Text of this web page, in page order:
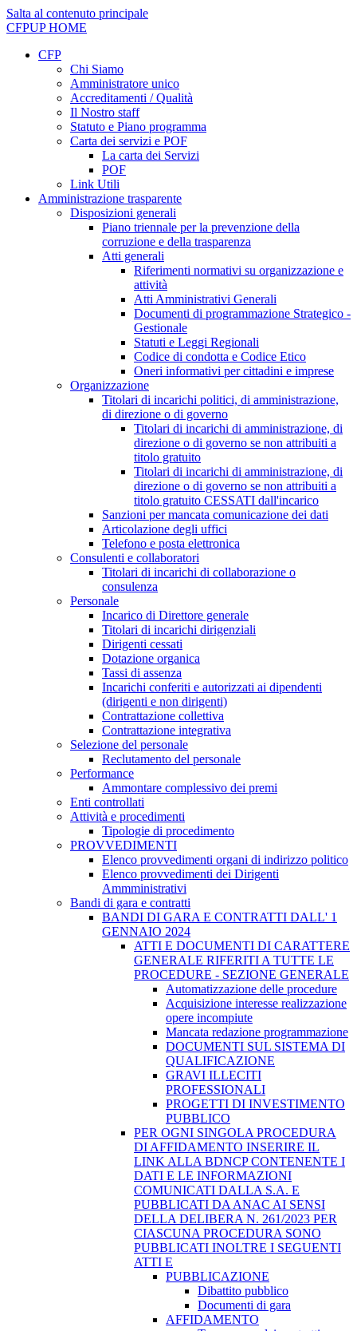
Salta al contenuto principale
CFPUPHOME
CFP
Chi Siamo
Amministratore unico
Accreditamenti / Qualità
Il Nostro staff
Statuto e Piano programma
Carta dei servizi e POF
La carta dei Servizi
POF
Link Utili
Amministrazione trasparente
Disposizioni generali
Piano triennale per la prevenzione della
corruzione e della trasparenza
Atti generali
Riferimenti normativi su organizzazione e
attività
Atti Amministrativi Generali
Documenti di programmazione Strategico -
Gestionale
Statuti e Leggi Regionali
Codice di condotta e Codice Etico
Oneri informativi per cittadini e imprese
Organizzazione
Titolari di incarichi politici, di amministrazione,
di direzione o di governo
Titolari di incarichi di amministrazione, di
direzione o di governo se non attribuiti a
titolo gratuito
Titolari di incarichi di amministrazione, di
direzione o di governo se non attribuiti a
titolo gratuito CESSATI dall'incarico
Sanzioni per mancata comunicazione dei dati
Articolazione degli uffici
Telefono e posta elettronica
Consulenti e collaboratori
Titolari di incarichi di collaborazione o
consulenza
Personale
Incarico di Direttore generale
Titolari di incarichi dirigenziali
Dirigenti cessati
Dotazione organica
Tassi di assenza
Incarichi conferiti e autorizzati ai dipendenti
(dirigenti e non dirigenti)
Contrattazione collettiva
Contrattazione integrativa
Selezione del personale
Reclutamento del personale
Performance
Ammontare complessivo dei premi
Enti controllati
Attività e procedimenti
Tipologie di procedimento
PROVVEDIMENTI
Elenco provvedimenti organi di indirizzo politico
Elenco provvedimenti dei Dirigenti
Ammministrativi
Bandi di gara e contratti
BANDI DI GARA E CONTRATTI DALL' 1
GENNAIO 2024
ATTI E DOCUMENTI DI CARATTERE
GENERALE RIFERITI A TUTTE LE
PROCEDURE - SEZIONE GENERALE
Automatizzazione delle procedure
Acquisizione interesse realizzazione
opere incompiute
Mancata redazione programmazione
DOCUMENTI SUL SISTEMA DI
QUALIFICAZIONE
GRAVI ILLECITI
PROFESSIONALI
PROGETTI DI INVESTIMENTO
PUBBLICO
PER OGNI SINGOLA PROCEDURA
DI AFFIDAMENTO INSERIRE IL
LINK ALLA BDNCP CONTENENTE I
DATI E LE INFORMAZIONI
COMUNICATI DALLA S.A. E
PUBBLICATI DA ANAC AI SENSI
DELLA DELIBERA N. 261/2023 PER
CIASCUNA PROCEDURA SONO
PUBBLICATI INOLTRE I SEGUENTI
ATTI E
PUBBLICAZIONE
Dibattito pubblico
Documenti di gara
AFFIDAMENTO